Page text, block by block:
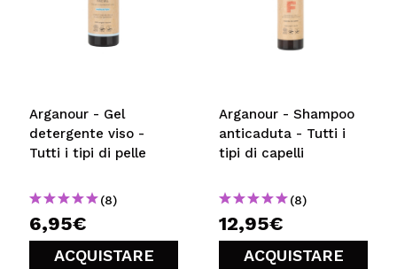
Arganour - Gel
detergente viso -
Tutti i tipi di pelle
(8)
6,95€
ACQUISTARE
Arganour - Shampoo
anticaduta - Tutti i
tipi di capelli
(8)
12,95€
ACQUISTARE